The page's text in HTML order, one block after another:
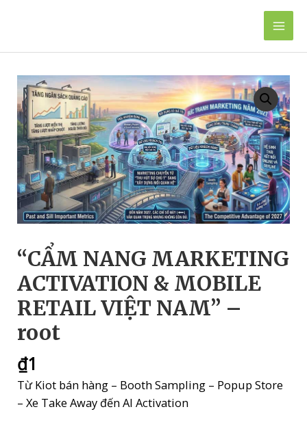
Main
“CẨM NANG MARKETING
ACTIVATION & MOBILE
RETAIL VIỆT NAM” –
root
₫1
Từ Kiot bán hàng – Booth Sampling – Popup Store
– Xe Take Away đến AI Activation